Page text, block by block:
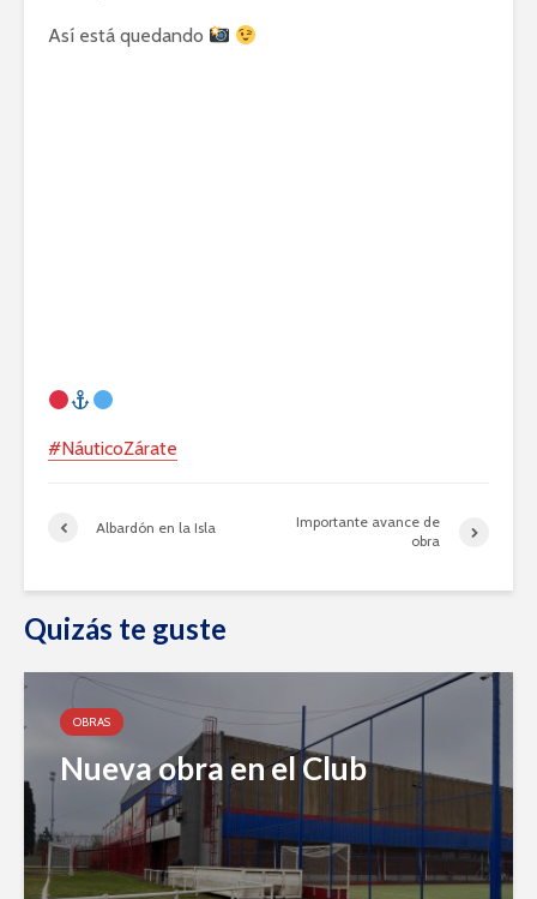
Así está quedando
#NáuticoZárate
Albardón en la Isla
Importante avance de
obra
Quizás te guste
OBRAS
Nueva obra en el Club